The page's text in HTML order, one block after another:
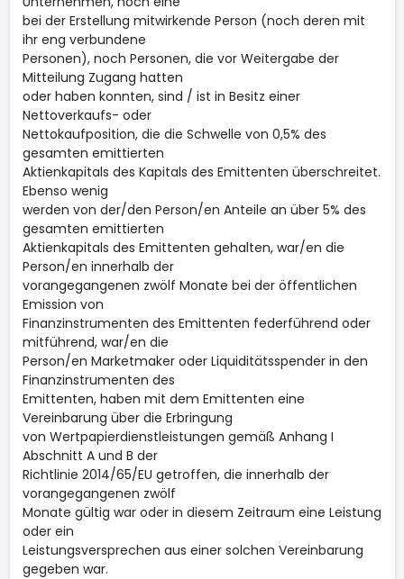
bei der Erstellung mitwirkende Person (noch deren mit
ihr eng verbundene
Personen), noch Personen, die vor Weitergabe der
Mitteilung Zugang hatten
oder haben konnten, sind / ist in Besitz einer
Nettoverkaufs- oder
Nettokaufposition, die die Schwelle von 0,5% des
gesamten emittierten
Aktienkapitals des Kapitals des Emittenten überschreitet.
Ebenso wenig
werden von der/den Person/en Anteile an über 5% des
gesamten emittierten
Aktienkapitals des Emittenten gehalten, war/en die
Person/en innerhalb der
vorangegangenen zwölf Monate bei der öffentlichen
Emission von
Finanzinstrumenten des Emittenten federführend oder
mitführend, war/en die
Person/en Marketmaker oder Liquiditätsspender in den
Finanzinstrumenten des
Emittenten, haben mit dem Emittenten eine
Vereinbarung über die Erbringung
von Wertpapierdienstleistungen gemäß Anhang I
Abschnitt A und B der
Richtlinie 2014/65/EU getroffen, die innerhalb der
vorangegangenen zwölf
Monate gültig war oder in diesem Zeitraum eine Leistung
oder ein
Leistungsversprechen aus einer solchen Vereinbarung
gegeben war.